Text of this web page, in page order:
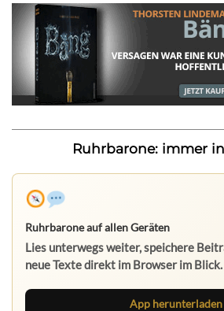
Ruhrbarone: immer
Ruhrbarone auf allen Geräten
Lies unterwegs weiter, speichere
neue Texte direkt im Browser im Blick.
App herunterladen